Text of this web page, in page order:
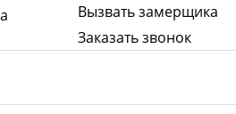
Вызвать замерщика
Заказать звонок